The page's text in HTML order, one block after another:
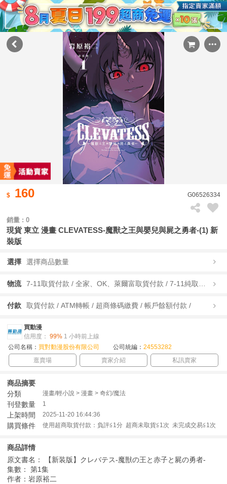
160 G06526334
銷量 : 0
現貨 東立 漫畫 CLEVATESS-魔獸之王與嬰兒與屍之勇者-(1) 新
裝版
選擇 選擇商品數量
物流
付款 取貨付款 / ATM轉帳 / 超商條碼繳費 / 帳戶餘額付款 /
買動漫
信用度： 99% 1 小時前上線
公司名稱： 買對動漫股份有限公司 公司統編： 24553282
逛賣場
賣家介紹 私訊賣家
商品摘要
分類
漫畫/輕小說 > 漫畫 > 奇幻/魔法
刊登數量 1
上架時間 2025-11-20 16:44:36
購買條件 使用超商取貨付款：負評≦1分 超商未取貨≦1次 未完成交易≦1次
商品詳情
原文書名： 【新装版】クレバテス-魔獣の王と赤子と屍の勇者-
集數： 第1集
作者：岩原裕二